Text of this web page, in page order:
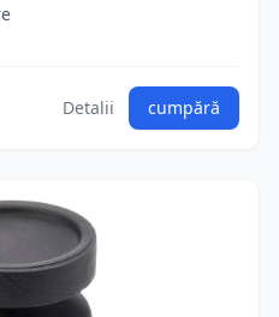
Detalii cumpără